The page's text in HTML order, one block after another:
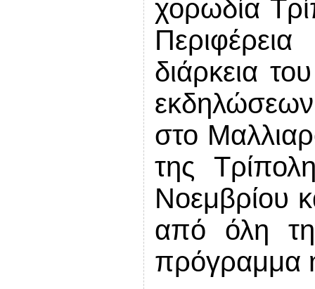
χορωδία
διάρκεια
στο
της
Νοεμβρίου
από όλη
πρόγραμμα